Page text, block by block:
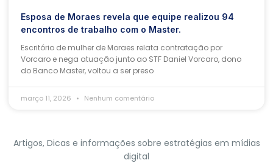
Esposa de Moraes revela que equipe realizou 94
encontros de trabalho com o Master.
Escritório de mulher de Moraes relata contratação por
Vorcaro e nega atuação junto ao STF Daniel Vorcaro, dono
do Banco Master, voltou a ser preso
março 11, 2026 Nenhum comentário
Artigos, Dicas e informações sobre estratégias em mídias
digital